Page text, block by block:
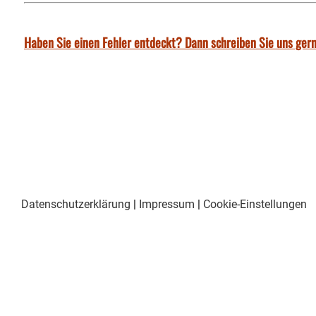
Haben Sie einen Fehler entdeckt? Dann schreiben Sie uns
Datenschutzerklärung | Impressum | Cookie-Einstellungen